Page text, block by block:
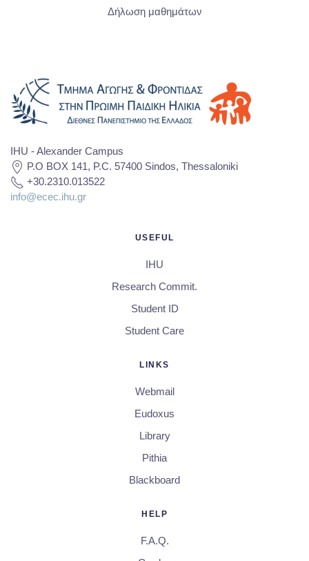
Δήλωση μαθημάτων
IHU - Alexander Campus
P.O BOX 141, P.C. 57400 Sindos, Thessaloniki
+30.2310.013522
info@ecec.ihu.gr
USEFUL
IHU
Research Commit.
Student ID
Student Care
LINKS
Webmail
Eudoxus
Library
Pithia
Blackboard
HELP
F.A.Q.